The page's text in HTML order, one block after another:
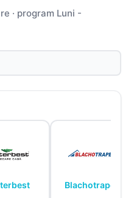
· program Luni -
Blachotrapez